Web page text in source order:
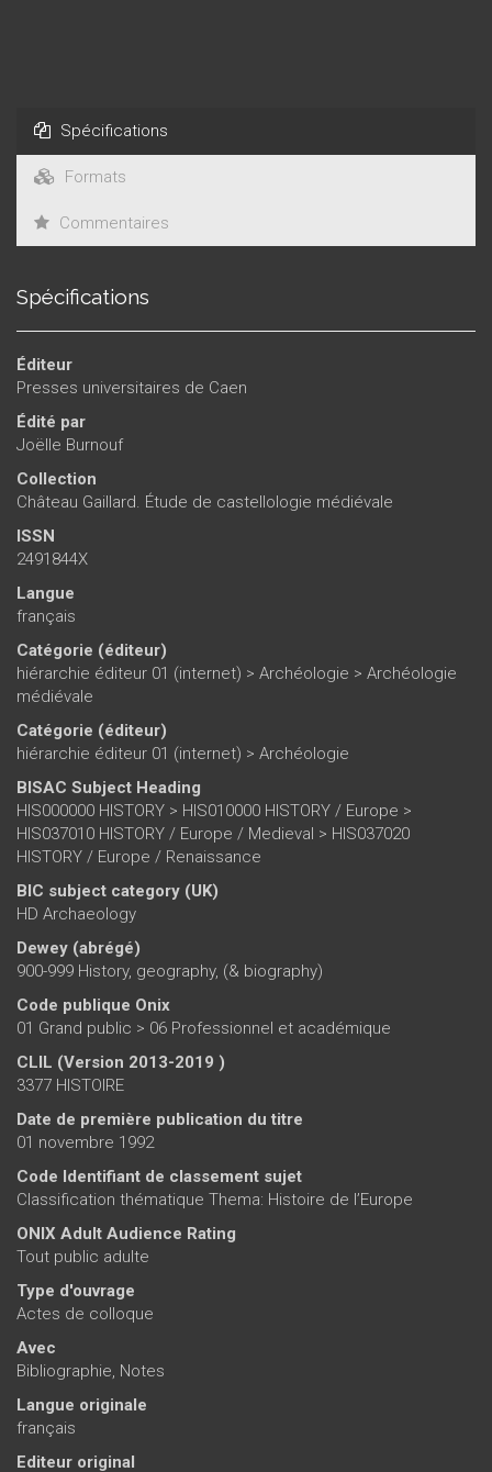
Spécifications
Formats
Commentaires
Spécifications
Éditeur
Presses universitaires de Caen
Édité par
Joëlle Burnouf
Collection
Château Gaillard. Étude de castellologie médiévale
ISSN
2491844X
Langue
français
Catégorie (éditeur)
hiérarchie éditeur 01 (internet) > Archéologie > Archéologie
médiévale
Catégorie (éditeur)
hiérarchie éditeur 01 (internet) > Archéologie
BISAC Subject Heading
HIS000000 HISTORY > HIS010000 HISTORY / Europe >
HIS037010 HISTORY / Europe / Medieval > HIS037020
HISTORY / Europe / Renaissance
BIC subject category (UK)
HD Archaeology
Dewey (abrégé)
900-999 History, geography, (& biography)
Code publique Onix
01 Grand public > 06 Professionnel et académique
CLIL (Version 2013-2019 )
3377 HISTOIRE
Date de première publication du titre
01 novembre 1992
Code Identifiant de classement sujet
Classification thématique Thema: Histoire de l’Europe
ONIX Adult Audience Rating
Tout public adulte
Type d'ouvrage
Actes de colloque
Avec
Bibliographie, Notes
Langue originale
français
Editeur original